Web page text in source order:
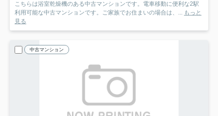
こちらは浴室乾燥機のある中古マンションです。電車移動に便利な2駅
利用可能な中古マンションです。ご家族でお住まいの場合は、... もっと
見る
中古マンション